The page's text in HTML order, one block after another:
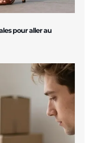
pour aller au